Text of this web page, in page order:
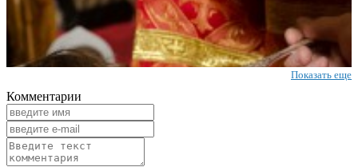
Показать еще
Комментарии